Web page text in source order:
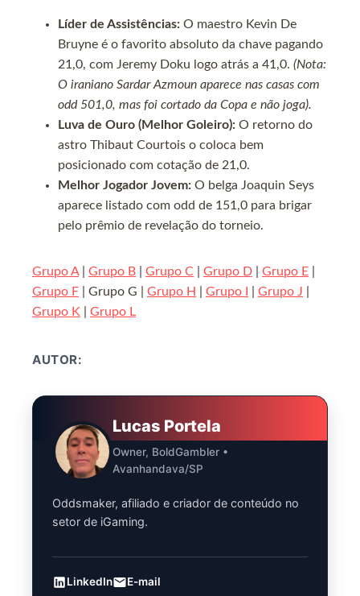
Líder de Assistências: O maestro Kevin De
Bruyne é o favorito absoluto da chave pagando
21,0, com Jeremy Doku logo atrás a 41,0. (Nota:
O iraniano Sardar Azmoun aparece nas casas com
odd 501,0, mas foi cortado da Copa e não joga).
Luva de Ouro (Melhor Goleiro): O retorno do
astro Thibaut Courtois o coloca bem
posicionado com cotação de 21,0.
Melhor Jogador Jovem: O belga Joaquin Seys
aparece listado com odd de 151,0 para brigar
pelo prêmio de revelação do torneio.
Grupo A| Grupo B Grupo C Grupo D Grupo E
Grupo F | Grupo G | Grupo H Grupo I Grupo J
Grupo K
Grupo L
AUTOR:
Lucas Portela
Owner, BoldGambler •
Avanhandava/SP
Oddsmaker, afiliado e criador de conteúdo no
setor de iGaming.
LinkedIn E-mail